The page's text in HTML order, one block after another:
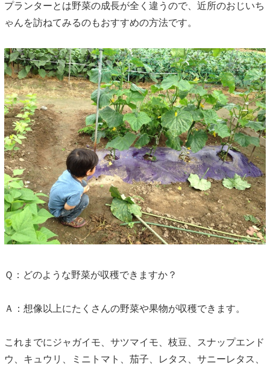
プランターとは野菜の成長が全く違うので、近所のおじいち
ゃんを訪ねてみるのもおすすめの方法です。
Ｑ：どのような野菜が収穫できますか？
Ａ：想像以上にたくさんの野菜や果物が収穫できます。
これまでにジャガイモ、サツマイモ、枝豆、スナップエンド
ウ、キュウリ、ミニトマト、茄子、レタス、サニーレタス、